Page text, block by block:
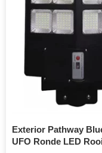
Exterior Pathway
UFO Ronde LED